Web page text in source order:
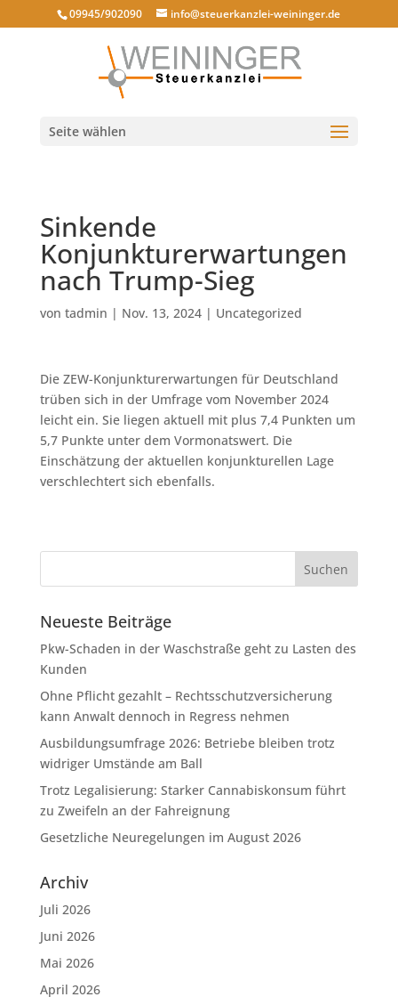
09945/902090 info@steuerkanzlei-weininger.de
Seite wählen
Sinkende
Konjunkturerwartungen
nach Trump-Sieg
von tadmin | Nov. 13, 2024| Uncategorized
Die ZEW-Konjunkturerwartungen für Deutschland
trüben sich in der Umfrage vom November 2024
leicht ein. Sie liegen aktuell mit plus 7,4 Punkten um
5,7 Punkte unter dem Vormonatswert. Die
Einschätzung der aktuellen konjunkturellen Lage
verschlechtert sich ebenfalls.
Neueste Beiträge
Pkw-Schaden in der Waschstraße geht zu Lasten des
Kunden
Ohne Pflicht gezahlt – Rechtsschutzversicherung
kann Anwalt dennoch in Regress nehmen
Ausbildungsumfrage 2026: Betriebe bleiben trotz
widriger Umstände am Ball
Trotz Legalisierung: Starker Cannabiskonsum führt
zu Zweifeln an der Fahreignung
Gesetzliche Neuregelungen im August 2026
Archiv
Juli 2026
Juni 2026
Mai 2026
April 2026